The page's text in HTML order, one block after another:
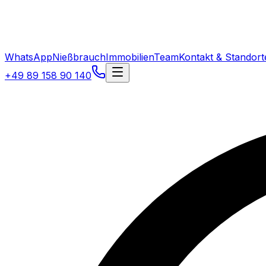
WhatsAppNießbrauchImmobilienTeamKontakt &
+49 89 158 90 140